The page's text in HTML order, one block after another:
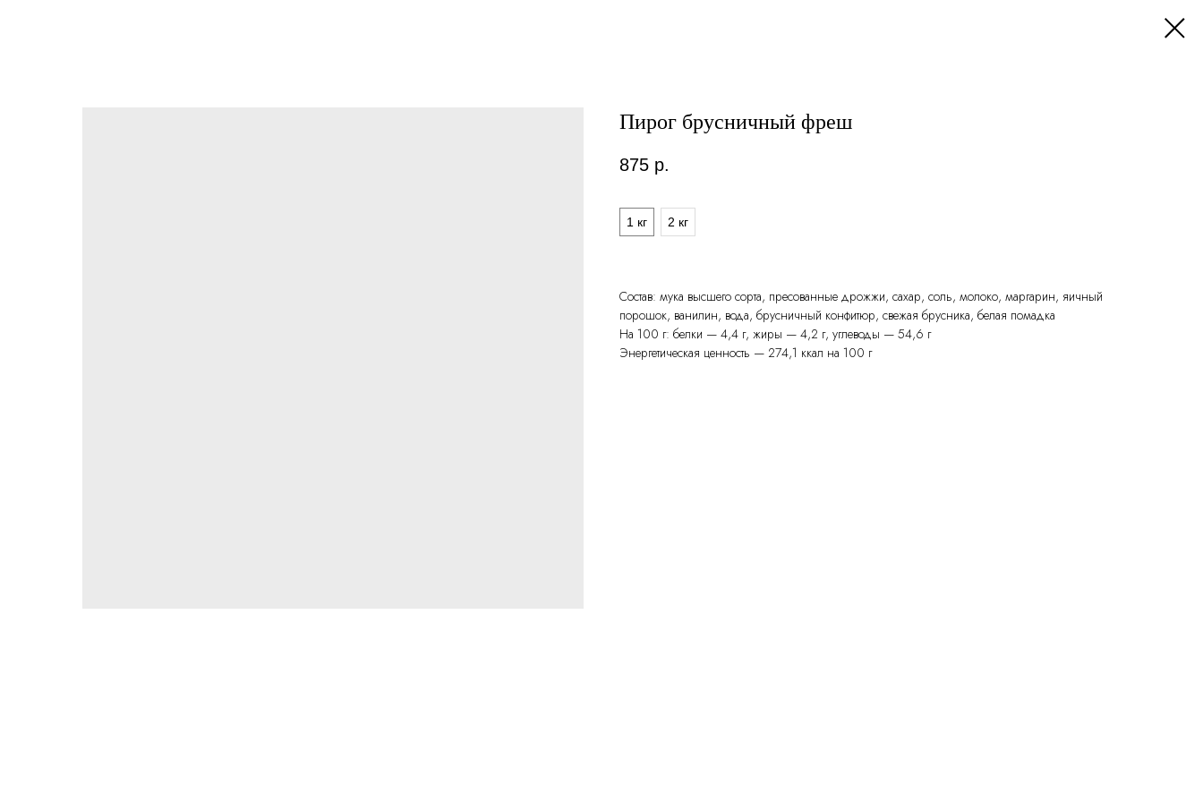
Пирог брусничный фреш
875 р.
1 кг
2 кг
Состав: мука высшего сорта, пресованные дрожжи, сахар, соль, молоко, маргарин, яичный
порошок, ванилин, вода, брусничный конфитюр, свежая брусника, белая помадка
На 100 г: белки — 4,4 г, жиры — 4,2 г, углеводы — 54,6 г
Энергетическая ценность — 274,1 ккал на 100 г